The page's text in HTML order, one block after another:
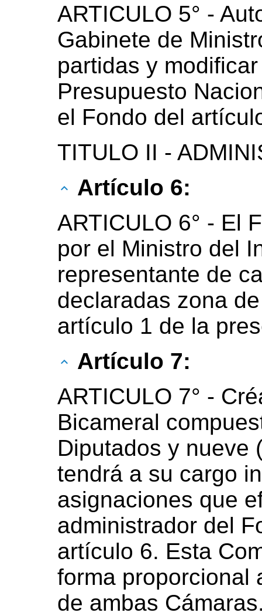
ARTICULO 5° -
Gabinete de
partidas y
Presupuesto
el Fondo del
TITULO II -
Artículo 6:
ARTICULO 6° - El
por el Ministro del
representante de
declaradas zona
artículo 1 de la
Artículo 7:
ARTICULO 7° -
Bicameral
Diputados y nueve
tendrá a su cargo
asignaciones que
administrador del
artículo 6. Esta
forma proporcional
de ambas